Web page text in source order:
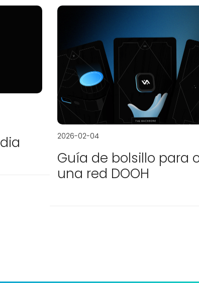
2026-02-04
Guía de bolsillo para
una red DOOH